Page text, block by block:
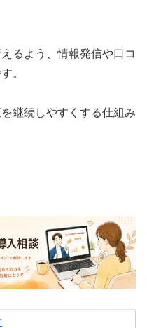
るよう、情報発信や口コ
。
継続しやすくする仕組み